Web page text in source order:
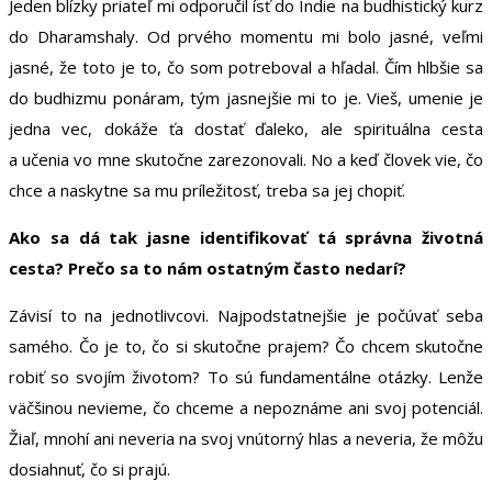
Jeden blízky priateľ mi odporučil ísť do Indie na budhistický kurz
do Dharamshaly. Od prvého momentu mi bolo jasné, veľmi
jasné, že toto je to, čo som potreboval a hľadal. Čím hlbšie sa
do budhizmu ponáram, tým jasnejšie mi to je. Vieš, umenie je
jedna vec, dokáže ťa dostať ďaleko, ale spirituálna cesta
a učenia vo mne skutočne zarezonovali. No a keď človek vie, čo
chce a naskytne sa mu príležitosť, treba sa jej chopiť.
Ako sa dá tak jasne identifikovať tá správna životná
cesta? Prečo sa to nám ostatným často nedarí?
Závisí to na jednotlivcovi. Najpodstatnejšie je počúvať seba
samého. Čo je to, čo si skutočne prajem? Čo chcem skutočne
robiť so svojím životom? To sú fundamentálne otázky. Lenže
väčšinou nevieme, čo chceme a nepoznáme ani svoj potenciál.
Žiaľ, mnohí ani neveria na svoj vnútorný hlas a neveria, že môžu
dosiahnuť, čo si prajú.